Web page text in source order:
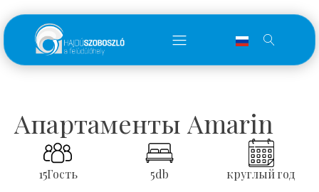
Апартаменты Amarin
15Гость 5db круглый год